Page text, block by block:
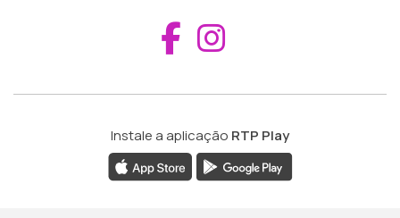
Aceder ao
Instale a aplicação RTP Play